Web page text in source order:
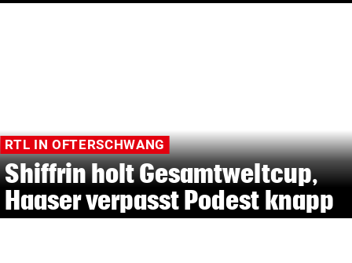
RTL IN OFTERSCHWANG
Shiffrin holt Gesamtweltcup,
Haaser verpasst Podest knapp